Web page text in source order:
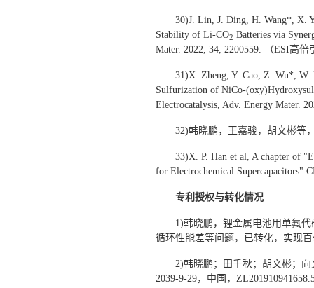
30)J. Lin, J. Ding, H. Wang*, X.
Stability of Li-CO2 Batteries via
Mater. 2022, 34, 2200559. （ESI高倍
31)X. Zheng, Y. Cao, Z. Wu*, W.
Sulfurization of NiCo-
Electrocatalysis, Adv. Energy Mater.
32)韩晓鹏，王嘉骏，胡文彬等
33)X. P. Han et al, A chapter of
for Electrochemical Supercapacitors"
专利授权与转化情况
1)韩晓鹏，锂金属电池用单氟
循环性能差等问题，已转化，实现
2)韩晓鹏；田千秋；胡文彬；
2039-9-29，中国，